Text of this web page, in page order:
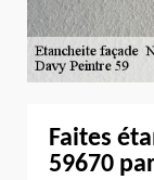
Faites
59670